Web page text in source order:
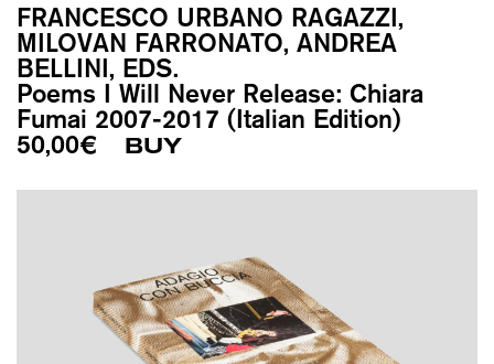
FRANCESCO URBANO RAGAZZI,
MILOVAN FARRONATO, ANDREA
BELLINI, EDS.
Poems I Will Never Release: Chiara
Fumai 2007-2017 (Italian Edition)
50,00€ BUY